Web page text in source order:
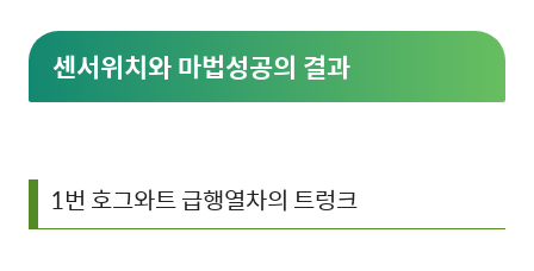
센서위치와 마법성공의 결과
1번 호그와트 급행열차의 트렁크